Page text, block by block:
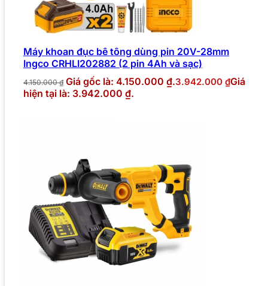
Máy khoan đục bê tông dùng pin 20V-28mm
Ingco CRHLI202882 (2 pin 4Ah và sạc)
4.150.000₫ Giá gốc là: 4.150.000 ₫.3.942.000 ₫Giá
hiện tại là: 3.942.000 ₫.